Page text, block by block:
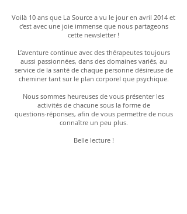
Voilà 10 ans que La Source a vu le jour en avril 2014 et
c’est avec une joie immense que nous partageons
cette newsletter !
L’aventure continue avec des thérapeutes toujours
aussi passionnées, dans des domaines variés, au
service de la santé de chaque personne désireuse de
cheminer tant sur le plan corporel que psychique.
Nous sommes heureuses de vous présenter les
activités de chacune sous la forme de
questions-réponses, afin de vous permettre de nous
connaître un peu plus.
Belle lecture !